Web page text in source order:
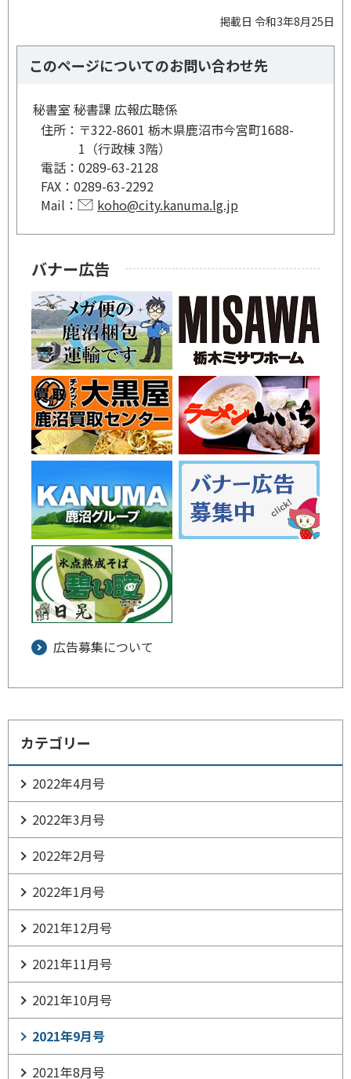
掲載日 令和3年8月25日
このページについてのお問い合わせ先
秘書室 秘書課 広報広聴係
住所： 〒322-8601 栃木県鹿沼市今宮町1688-
1（行政棟 3階）
電話： 0289-63-2128
FAX： 0289-63-2292
Mail：
koho@city.kanuma.lg.jp
バナー広告
広告募集について
カテゴリー
2022年4月号
2022年3月号
2022年2月号
2022年1月号
2021年12月号
2021年11月号
2021年10月号
2021年9月号
2021年8月号